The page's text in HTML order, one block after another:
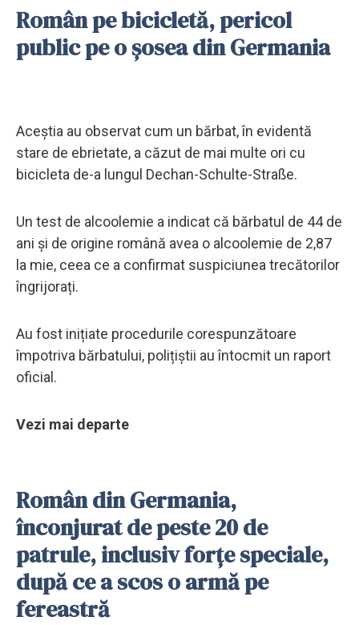
Român pe bicicletă, pericol
public pe o șosea din Germania
Aceștia au observat cum un bărbat, în evidentă
stare de ebrietate, a căzut de mai multe ori cu
bicicleta de-a lungul Dechan-Schulte-Straße.
Un test de alcoolemie a indicat că bărbatul de 44 de
ani și de origine română avea o alcoolemie de 2,87
la mie, ceea ce a confirmat suspiciunea trecătorilor
îngrijorați.
Au fost inițiate procedurile corespunzătoare
împotriva bărbatului, polițiștii au întocmit un raport
oficial.
Vezi mai departe
Român din Germania,
înconjurat de peste 20 de
patrule, inclusiv forțe speciale,
după ce a scos o armă pe
fereastră